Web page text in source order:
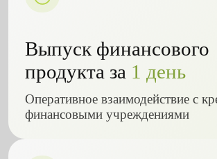
Выпуск финансового
продукта за 1 день
Оперативное взаимодействие с
финансовыми учреждениями